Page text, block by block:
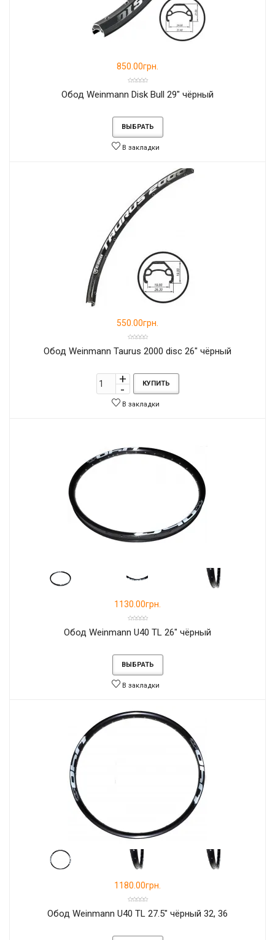
850.00грн.
Обод Weinmann Disk Bull 29" чёрный
ВЫБРАТЬ
В закладки
550.00грн.
Обод Weinmann Taurus 2000 disc 26" чёрный
КУПИТЬ
В закладки
1130.00грн.
Обод Weinmann U40 TL 26" чёрный
ВЫБРАТЬ
В закладки
1180.00грн.
Обод Weinmann U40 TL 27.5" чёрный 32, 36